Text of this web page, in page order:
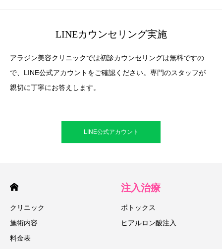
LINEカウンセリング実施
アラジン美容クリニックでは初診カウンセリングは無料ですの
で、LINE公式アカウントをご確認ください。専門のスタッフが
親切に丁寧にお答えします。
LINE公式アカウント
クリニック
施術内容
料金表
注入治療
ボトックス
ヒアルロン酸注入